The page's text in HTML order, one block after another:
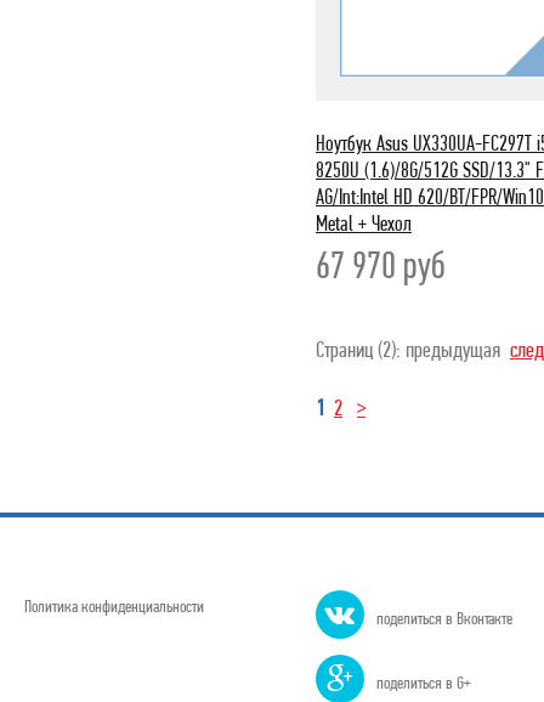
Ноутбук Asus UX330UA-FC297T
8250U (1.6)/8G/512G SSD/13.3"
AG/Int:Intel HD 620/BT/FPR/
Metal + Чехол
67 970 руб
Страниц (2): предыдущая
1 2 >
Политика конфиденциальности
поделиться в Вконтакте
поделиться в G+